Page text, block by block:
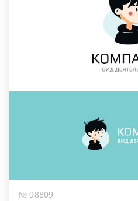
№ 98809